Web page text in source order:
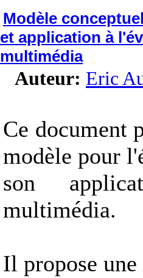
Modèle
et application à
multimédia
Auteur: Eric
Ce document
modèle pour
son
multimédia.
Il propose